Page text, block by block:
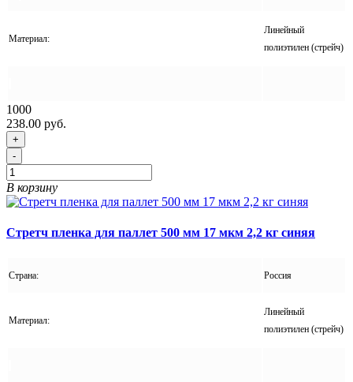
Материал:
Линейный
полиэтилен (стрейч)
1000
238.00 руб.
+
-
В корзину
Стретч пленка для паллет 500 мм 17 мкм 2,2 кг синяя
Страна: Россия
Материал:
Линейный
полиэтилен (стрейч)